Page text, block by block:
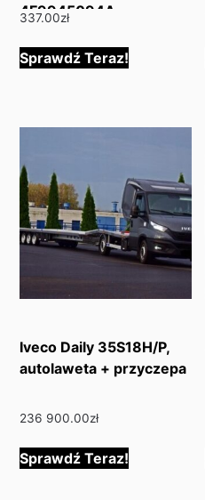
4F9945094A
337.00zł
Sprawdź Teraz!
Iveco Daily 35S18H/P,
autolaweta + przyczepa
236 900.00zł
Sprawdź Teraz!